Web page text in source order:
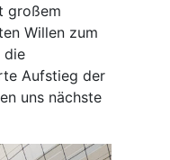
großem
Willen zum
die
Aufstieg der
uns nächste